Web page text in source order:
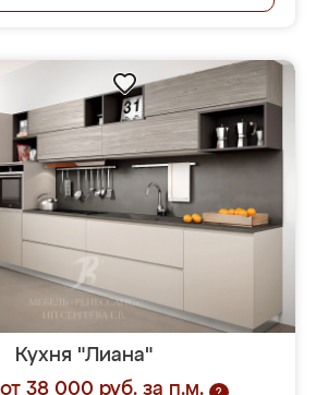
Кухня "Лиана"
38 000 руб. за п.м.
?